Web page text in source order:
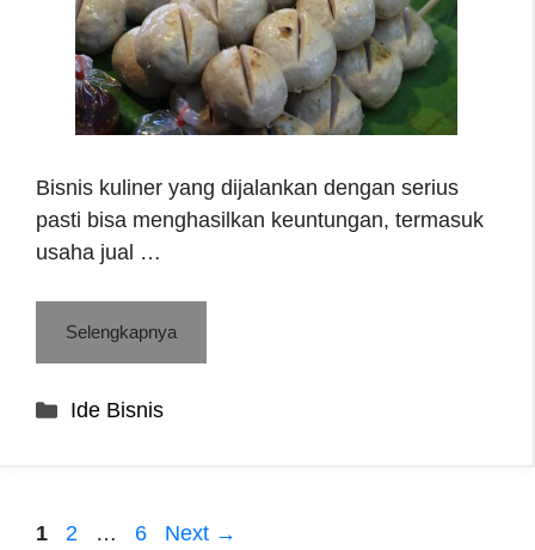
Bisnis kuliner yang dijalankan dengan serius
pasti bisa menghasilkan keuntungan, termasuk
usaha jual …
Selengkapnya
Categories
Ide Bisnis
Page
1 Page
2 … Page
6 Next →